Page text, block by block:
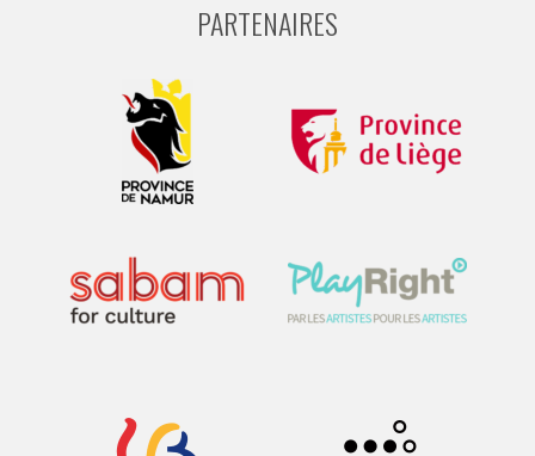
PARTENAIRES